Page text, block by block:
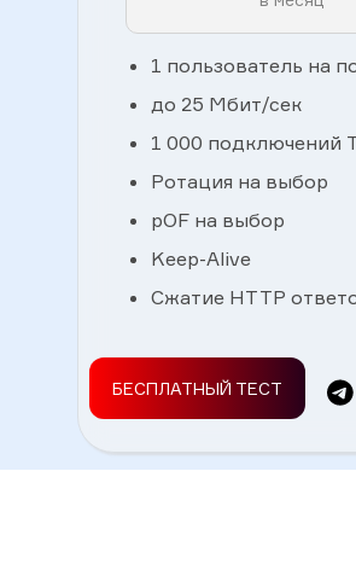
БЕСПЛАТНЫЙ ТЕСТ
1 пользователь на
до 25 Мбит/сек
1 000 подключений
Ротация на выбор
pOF на выбор
Keep-Alive
Сжатие HTTP